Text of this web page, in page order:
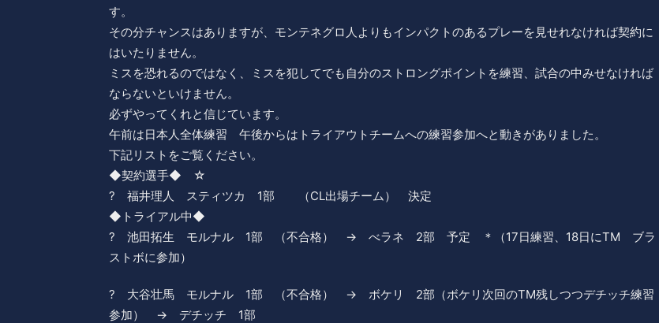
す。
その分チャンスはありますが、モンテネグロ人よりもインパクトのあるプレーを見せれなければ契約に
はいたりません。
ミスを恐れるのではなく、ミスを犯してでも自分のストロングポイントを練習、試合の中みせなければ
ならないといけません。
必ずやってくれと信じています。
午前は日本人全体練習 午後からはトライアウトチームへの練習参加へと動きがありました。
下記リストをご覧ください。
◆契約選手◆ ☆
? 福井理人 スティツカ 1部 （CL出場チーム） 決定
◆トライアル中◆
? 池田拓生 モルナル 1部 （不合格） → べラネ 2部 予定 ＊（17日練習、18日にTM ブラ
ストボに参加）
? 大谷壮馬 モルナル 1部 （不合格） → ボケリ 2部（ボケリ次回のTM残しつつデチッチ練習
参加） → デチッチ 1部